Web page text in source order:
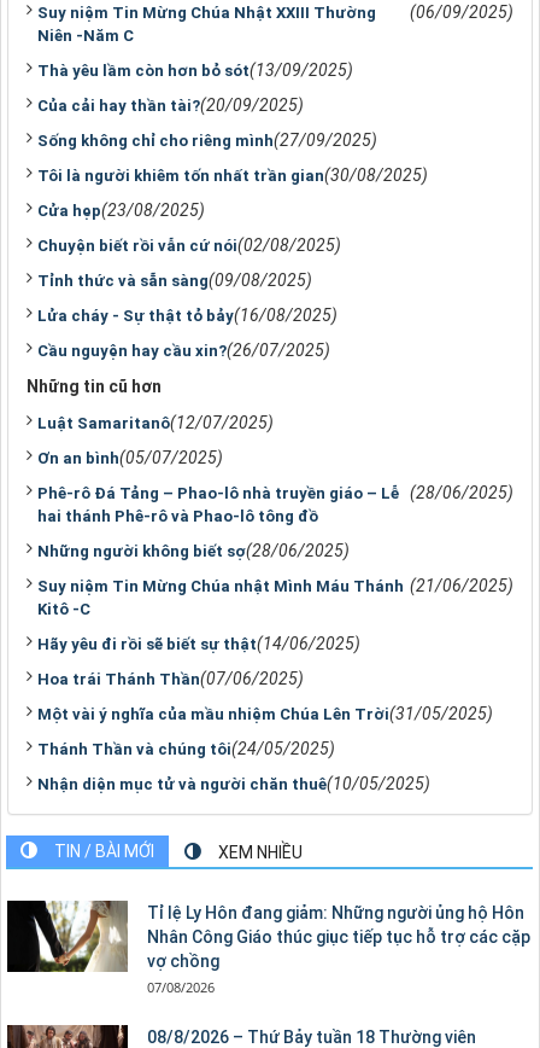
Suy niệm Tin Mừng Chúa Nhật XXIII Thường
Niên -Năm C
(06/09/2025)
Thà yêu lầm còn hơn bỏ sót(13/09/2025)
Của cải hay thần tài?(20/09/2025)
Sống không chỉ cho riêng mình(27/09/2025)
Tôi là người khiêm tốn nhất trần gian(30/08/2025)
Cửa hẹp(23/08/2025)
Chuyện biết rồi vẫn cứ nói(02/08/2025)
Tỉnh thức và sẵn sàng(09/08/2025)
Lửa cháy - Sự thật tỏ bảy(16/08/2025)
Cầu nguyện hay cầu xin?(26/07/2025)
Những tin cũ hơn
Luật Samaritanô(12/07/2025)
Ơn an bình(05/07/2025)
Phê-rô Đá Tảng – Phao-lô nhà truyền giáo – Lễ
hai thánh Phê-rô và Phao-lô tông đồ
(28/06/2025)
Những người không biết sợ(28/06/2025)
Suy niệm Tin Mừng Chúa nhật Mình Máu Thánh
Kitô -C
(21/06/2025)
Hãy yêu đi rồi sẽ biết sự thật(14/06/2025)
Hoa trái Thánh Thần(07/06/2025)
Một vài ý nghĩa của mầu nhiệm Chúa Lên Trời(31/05/2025)
Thánh Thần và chúng tôi(24/05/2025)
Nhận diện mục tử và người chăn thuê(10/05/2025)
TIN / BÀI MỚI XEM NHIỀU
Tỉ lệ Ly Hôn đang giảm: Những người ủng hộ Hôn
Nhân Công Giáo thúc giục tiếp tục hỗ trợ các cặp
vợ chồng
07/08/2026
08/8/2026 – Thứ Bảy tuần 18 Thường viên